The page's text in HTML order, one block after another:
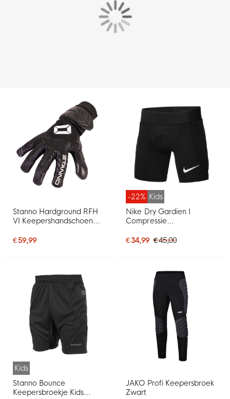
Stanno Hardground RFH
VI Keepershandschoenen
€ 59,99
-22% Kids
Nike Dry Gardien I
Compressie
Zwart
€ 34,99 € 45,00
Kids
Stanno Bounce
Keepersbroekje Kids
JAKO Profi Keepersbroek
Zwart